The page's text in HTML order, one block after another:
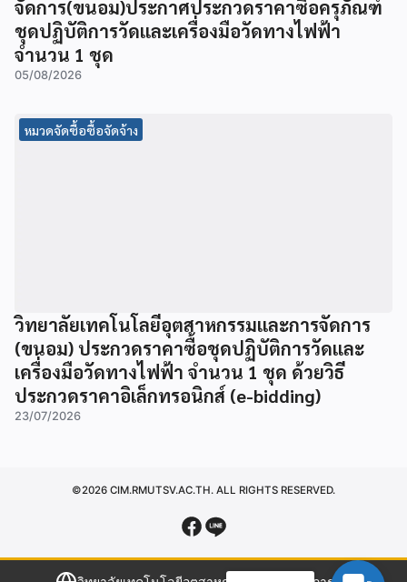
จัดการ(ขนอม)ประกาศประกวดราคาซื้อครุภัณฑ์
ชุดปฏิบัติการวัดและเครื่องมือวัดทางไฟฟ้า
จำนวน 1 ชุด
05/08/2026
หมวดจัดซื้อซื้อจัดจ้าง
วิทยาลัยเทคโนโลยีอุตสาหกรรมและการจัดการ
(ขนอม) ประกวดราคาซื้อชุดปฏิบัติการวัดและ
เครื่องมือวัดทางไฟฟ้า จำนวน 1 ชุด ด้วยวิธี
ประกวดราคาอิเล็กทรอนิกส์ (e-bidding)
23/07/2026
©2026 CIM.RMUTSV.AC.TH. ALL RIGHTS RESERVED.